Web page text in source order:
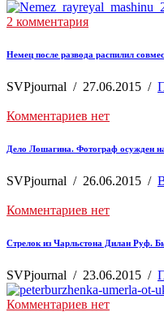
2 комментария
Немец после развода распилил
SVPjournal / 27.06.2015 /
Комментариев нет
Дело Лошагина. Фотограф осужден
SVPjournal / 26.06.2015 /
Комментариев нет
Стрелок из Чарльстона Дилан Руф.
SVPjournal / 23.06.2015 /
Комментариев нет